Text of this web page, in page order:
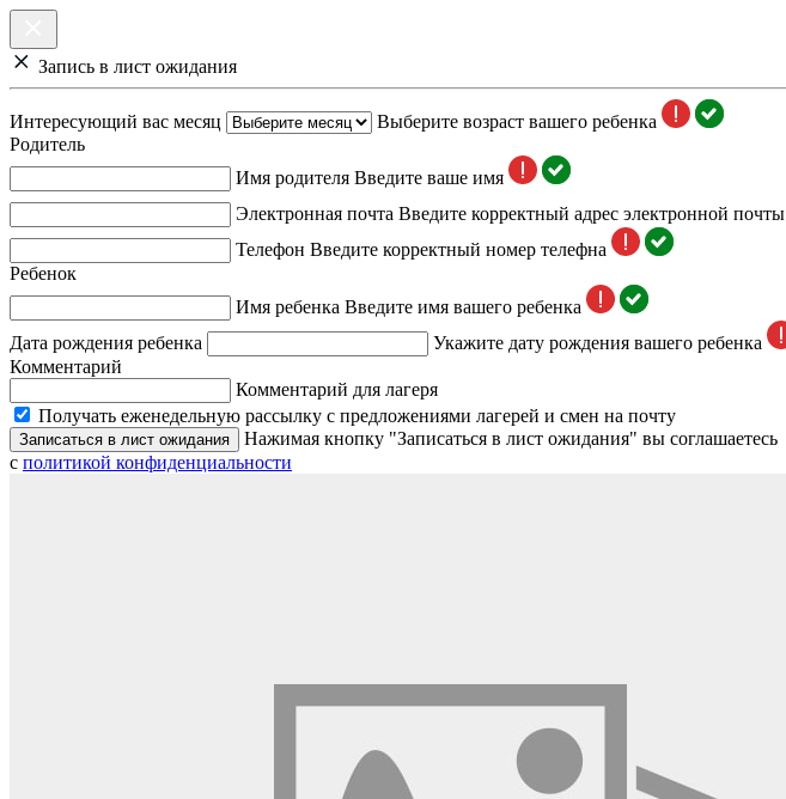
Запись в лист ожидания
Интересующий вас месяц
Выберите возраст вашего ребенка
Родитель
Имя родителя Введите ваше имя
Электронная почта Введите корректный адрес электронной почты
Телефон Введите корректный номер телефна
Ребенок
Имя ребенка Введите имя вашего ребенка
Дата рождения ребенка
Укажите дату рождения вашего ребенка
Комментарий
Комментарий для лагеря
Получать еженедельную рассылку с предложениями лагерей и смен на почту
Записаться в лист ожидания
Нажимая кнопку "Записаться в лист ожидания" вы соглашаетесь
с политикой конфиденциальности